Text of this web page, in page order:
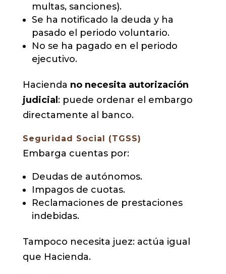
multas, sanciones).
Se ha notificado la deuda y ha
pasado el periodo voluntario.
No se ha pagado en el periodo
ejecutivo.
Hacienda no necesita autorización
judicial : puede ordenar el embargo
directamente al banco.
Seguridad Social (TGSS)
Embarga cuentas por:
Deudas de autónomos.
Impagos de cuotas.
Reclamaciones de prestaciones
indebidas.
Tampoco necesita juez: actúa igual
que Hacienda.